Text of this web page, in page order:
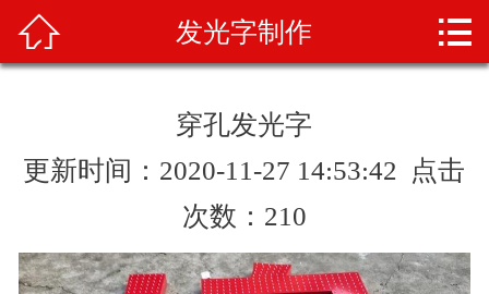
案例展示
 发光字制作 
穿孔发光字
更新时间：2020-11-27 14:53:42 点击
次数： 210